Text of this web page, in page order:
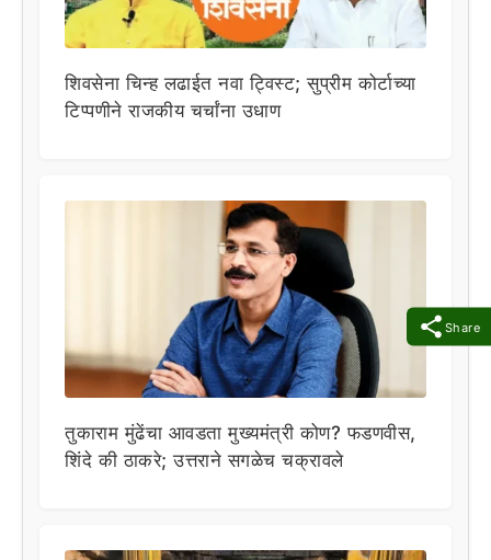
Share
शिवसेना चिन्ह लढाईत नवा ट्विस्ट; सुप्रीम कोर्टाच्या
टिप्पणीने राजकीय चर्चांना उधाण
तुकाराम मुंढेंचा आवडता मुख्यमंत्री कोण? फडणवीस,
शिंदे की ठाकरे; उत्तराने सगळेच चक्रावले